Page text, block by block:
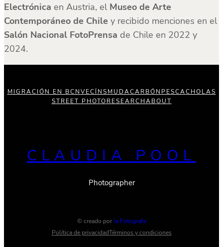
Electrónica en Austria, el Museo de Arte
Contemporáneo de Chile y recibido menciones en el
Salón Nacional FotoPrensa de Chile en 2022 y
2024.
MIGRACIÓN EN BCNVECÏNSMUDACARBÓN PESCACHOLAS
STREET PHOTORESEARCHABOUT
CLAUDIA POOL
Photographer
© creado por la Fotografa
Política de privacidadTérminos y condiciones